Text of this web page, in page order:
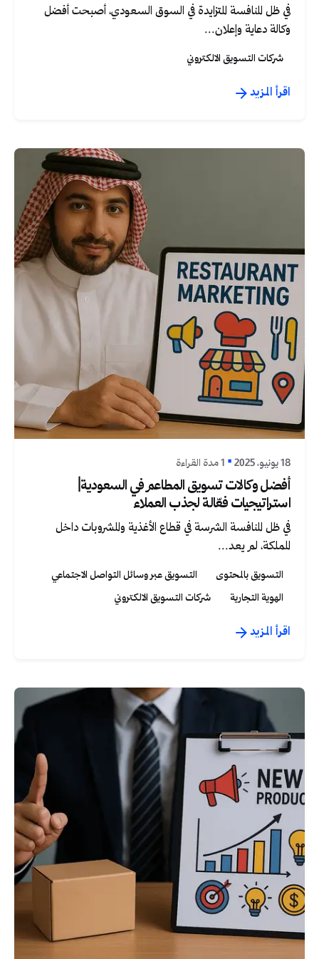
في ظل المنافسة المتزايدة في السوق السعودي، أصبحت أفضل
وكالة دعاية وإعلان...
شركات التسويق الالكتروني
اقرأ المزيد
نُشر بواسطة
Graphica Ltd
18 يونيو، 2025 1 مدة القراءة
أفضل وكالات تسويق المطاعم في السعودية|
استراتيجيات فعّالة لجذب العملاء
في ظل المنافسة الشرسة في قطاع الأغذية والمشروبات داخل
المملكة، لم يعد...
التسويق بالمحتوى
التسويق عبر وسائل التواصل الاجتماعي
الهوية التجارية
شركات التسويق الالكتروني
اقرأ المزيد
نُشر بواسطة